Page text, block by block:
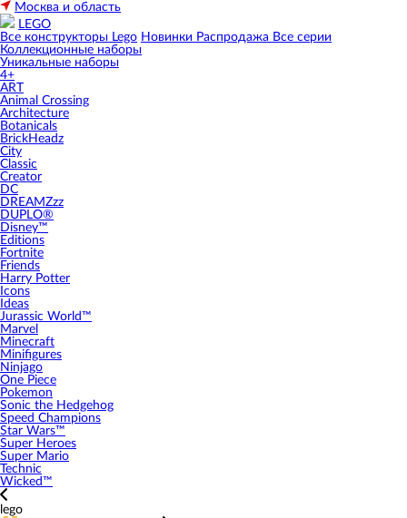
Москва и область
LEGO
Все конструкторы Lego Новинки Распродажа Все серии
Коллекционные наборы
Уникальные наборы
4+
ART
Animal Crossing
Architecture
Botanicals
BrickHeadz
City
Classic
Creator
DC
DREAMZzz
DUPLO®
Disney™
Editions
Fortnite
Friends
Harry Potter
Icons
Ideas
Jurassic World™
Marvel
Minecraft
Minifigures
Ninjago
One Piece
Pokemon
Sonic the Hedgehog
Speed Champions
Star Wars™
Super Heroes
Super Mario
Technic
Wicked™
lego